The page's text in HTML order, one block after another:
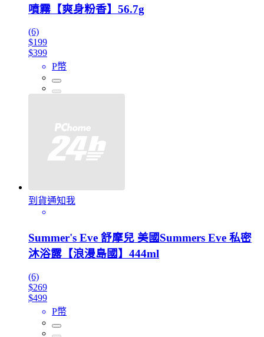
噴霧【爽身粉香】56.7g
(6)
$199
$399
P幣
到貨通知我
Summer's Eve 舒摩兒 美國Summers Eve 私密
沐浴露【浪漫島國】444ml
(6)
$269
$499
P幣